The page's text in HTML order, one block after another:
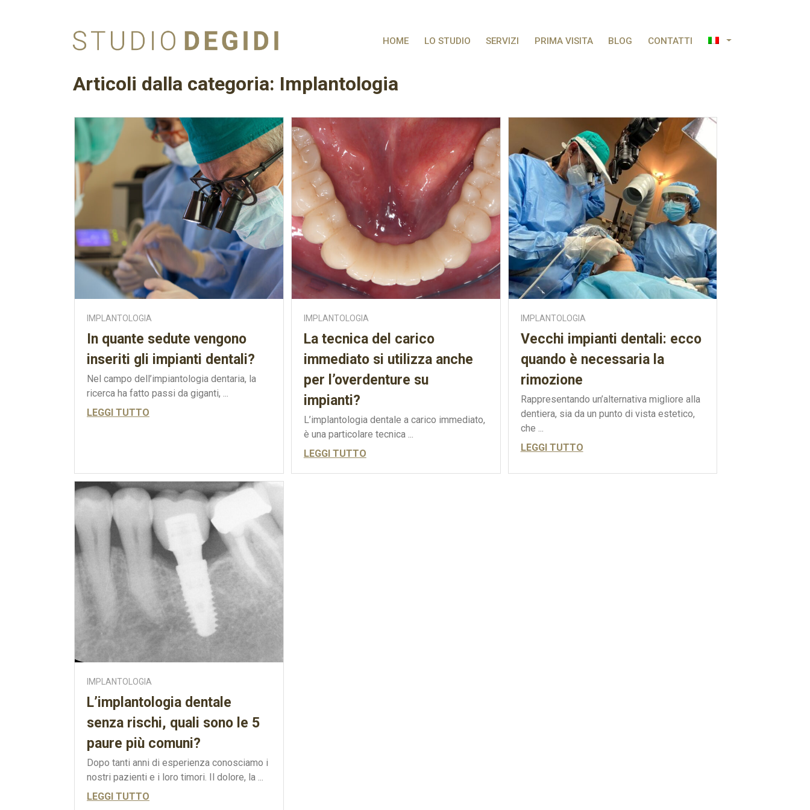
HOME LO STUDIO SERVIZI PRIMA VISITA BLOG CONTATTI
Articoli dalla categoria: Implantologia
IMPLANTOLOGIA
In quante sedute vengono
inseriti gli impianti dentali?
Nel campo dell’impiantologia dentaria, la
ricerca ha fatto passi da giganti, ...
LEGGI TUTTO
IMPLANTOLOGIA
La tecnica del carico
immediato si utilizza anche
per l’overdenture su
impianti?
L’implantologia dentale a carico immediato,
è una particolare tecnica ...
LEGGI TUTTO
IMPLANTOLOGIA
Vecchi impianti dentali: ecco
quando è necessaria la
rimozione
Rappresentando un’alternativa migliore alla
dentiera, sia da un punto di vista estetico,
che ...
LEGGI TUTTO
IMPLANTOLOGIA
L’implantologia dentale
senza rischi, quali sono le 5
paure più comuni?
Dopo tanti anni di esperienza conosciamo i
nostri pazienti e i loro timori. Il dolore, la ...
LEGGI TUTTO